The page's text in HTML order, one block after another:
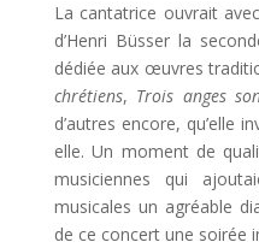
La cantatrice ouvrait avec
d’Henri Büsser la
dédiée aux œuvres
chrétiens, Trois anges
d’autres encore, qu’elle
elle. Un moment de
musiciennes qui
musicales un agréable
de ce concert une soirée